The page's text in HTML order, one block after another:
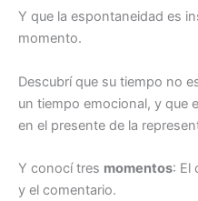
Y que la espontaneidad es
momento.
Descubrí que su tiempo no
un tiempo emocional, y que
en el presente de la
Y conocí tres momentos: El
y el comentario.